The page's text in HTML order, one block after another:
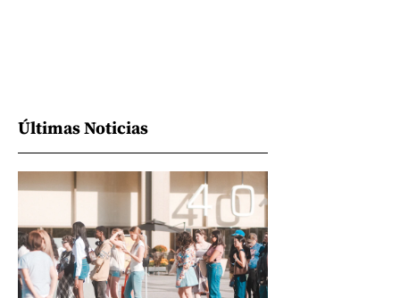
Últimas Noticias